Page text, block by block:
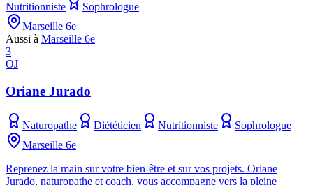
Nutritionniste
Sophrologue
Marseille 6e
Aussi à Marseille 6e
3
OJ
Oriane Jurado
Naturopathe Diététicien Nutritionniste
Sophrologue
Marseille 6e
Reprenez la main sur votre bien-être et sur vos projets. Oriane
Jurado, naturopathe et coach, vous accompagne vers la pleine